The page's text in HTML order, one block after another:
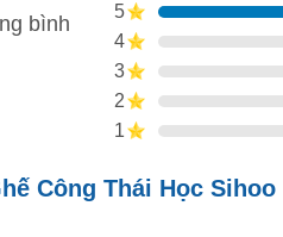
phối màuđen/xámhoặc
sơn tĩnh điện, bền đẹp, chịu
cấp, siêu thoáng khí, phù hợp
bình 5
4
3
2
1
Công Thái Học Sihoo